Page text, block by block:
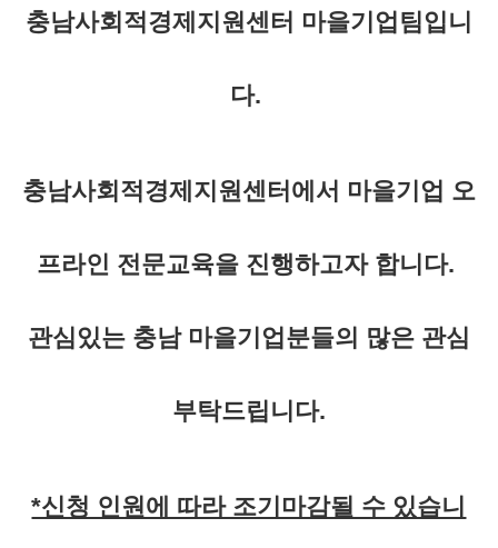
충남사회적경제지원센터 마을기업팀입니
다.
충남사회적경제지원센터에서 마을기업 오
프라인 전문교육을 진행하고자 합니다.
관심있는 충남 마을기업분들의 많은 관심
부탁드립니다.
*신청 인원에 따라 조기마감될 수 있습니